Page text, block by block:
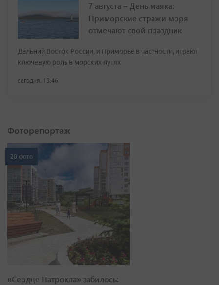
7 августа – День маяка:
Приморские стражи моря
отмечают свой праздник
Дальний Восток России, и Приморье в частности, играют
ключевую роль в морских путях
сегодня, 13:46
Фоторепортаж
20 фото
«Сердце Патрокла» забилось: